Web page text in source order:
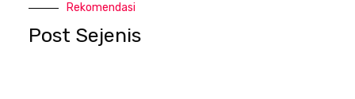
Rekomendasi
Post Sejenis